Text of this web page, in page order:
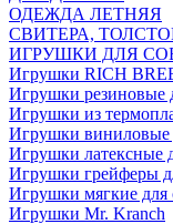
ОДЕЖДА ЛЕТНЯЯ
СВИТЕРА,
ИГРУШКИ ДЛЯ
Игрушки RICH
Игрушки резиновые
Игрушки из
Игрушки виниловые
Игрушки латексные
Игрушки грейферы
Игрушки мягкие для
Игрушки Mr. Kranch